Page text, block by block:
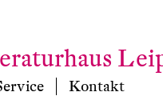
Kontakt